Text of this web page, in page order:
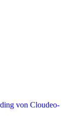
von Cloudeo-